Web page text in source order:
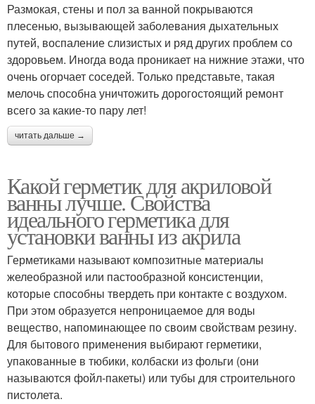
Размокая, стены и пол за ванной покрываются
плесенью, вызывающей заболевания дыхательных
путей, воспаление слизистых и ряд других проблем со
здоровьем. Иногда вода проникает на нижние этажи, что
очень огорчает соседей. Только представьте, такая
мелочь способна уничтожить дорогостоящий ремонт
всего за какие-то пару лет!
читать дальше →
Какой герметик для акриловой
ванны лучше. Свойства
идеального герметика для
установки ванны из акрила
Герметиками называют композитные материалы
желеобразной или пастообразной консистенции,
которые способны твердеть при контакте с воздухом.
При этом образуется непроницаемое для воды
вещество, напоминающее по своим свойствам резину.
Для бытового применения выбирают герметики,
упакованные в тюбики, колбаски из фольги (они
называются фойл-пакеты) или тубы для строительного
пистолета.